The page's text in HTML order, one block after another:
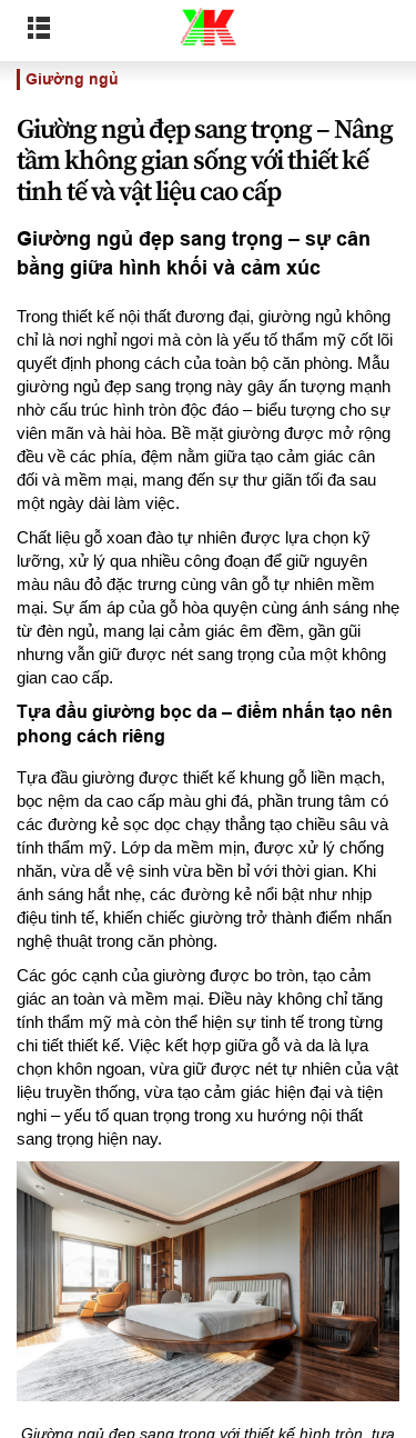
Giường ngủ
Giường ngủ đẹp sang trọng – Nâng
tầm không gian sống với thiết kế
tinh tế và vật liệu cao cấp
Giường ngủ đẹp sang trọng – sự cân
bằng giữa hình khối và cảm xúc
Trong thiết kế nội thất đương đại, giường ngủ không
chỉ là nơi nghỉ ngơi mà còn là yếu tố thẩm mỹ cốt lõi
quyết định phong cách của toàn bộ căn phòng. Mẫu
giường ngủ đẹp sang trọng này gây ấn tượng mạnh
nhờ cấu trúc hình tròn độc đáo – biểu tượng cho sự
viên mãn và hài hòa. Bề mặt giường được mở rộng
đều về các phía, đệm nằm giữa tạo cảm giác cân
đối và mềm mại, mang đến sự thư giãn tối đa sau
một ngày dài làm việc.
Chất liệu gỗ xoan đào tự nhiên được lựa chọn kỹ
lưỡng, xử lý qua nhiều công đoạn để giữ nguyên
màu nâu đỏ đặc trưng cùng vân gỗ tự nhiên mềm
mại. Sự ấm áp của gỗ hòa quyện cùng ánh sáng nhẹ
từ đèn ngủ, mang lại cảm giác êm đềm, gần gũi
nhưng vẫn giữ được nét sang trọng của một không
gian cao cấp.
Tựa đầu giường bọc da – điểm nhấn tạo nên
phong cách riêng
Tựa đầu giường được thiết kế khung gỗ liền mạch,
bọc nệm da cao cấp màu ghi đá, phần trung tâm có
các đường kẻ sọc dọc chạy thẳng tạo chiều sâu và
tính thẩm mỹ. Lớp da mềm mịn, được xử lý chống
nhăn, vừa dễ vệ sinh vừa bền bỉ với thời gian. Khi
ánh sáng hắt nhẹ, các đường kẻ nổi bật như nhịp
điệu tinh tế, khiến chiếc giường trở thành điểm nhấn
nghệ thuật trong căn phòng.
Các góc cạnh của giường được bo tròn, tạo cảm
giác an toàn và mềm mại. Điều này không chỉ tăng
tính thẩm mỹ mà còn thể hiện sự tinh tế trong từng
chi tiết thiết kế. Việc kết hợp giữa gỗ và da là lựa
chọn khôn ngoan, vừa giữ được nét tự nhiên của vật
liệu truyền thống, vừa tạo cảm giác hiện đại và tiện
nghi – yếu tố quan trọng trong xu hướng nội thất
sang trọng hiện nay.
Giường ngủ đẹp sang trọng với thiết kế hình tròn, tựa